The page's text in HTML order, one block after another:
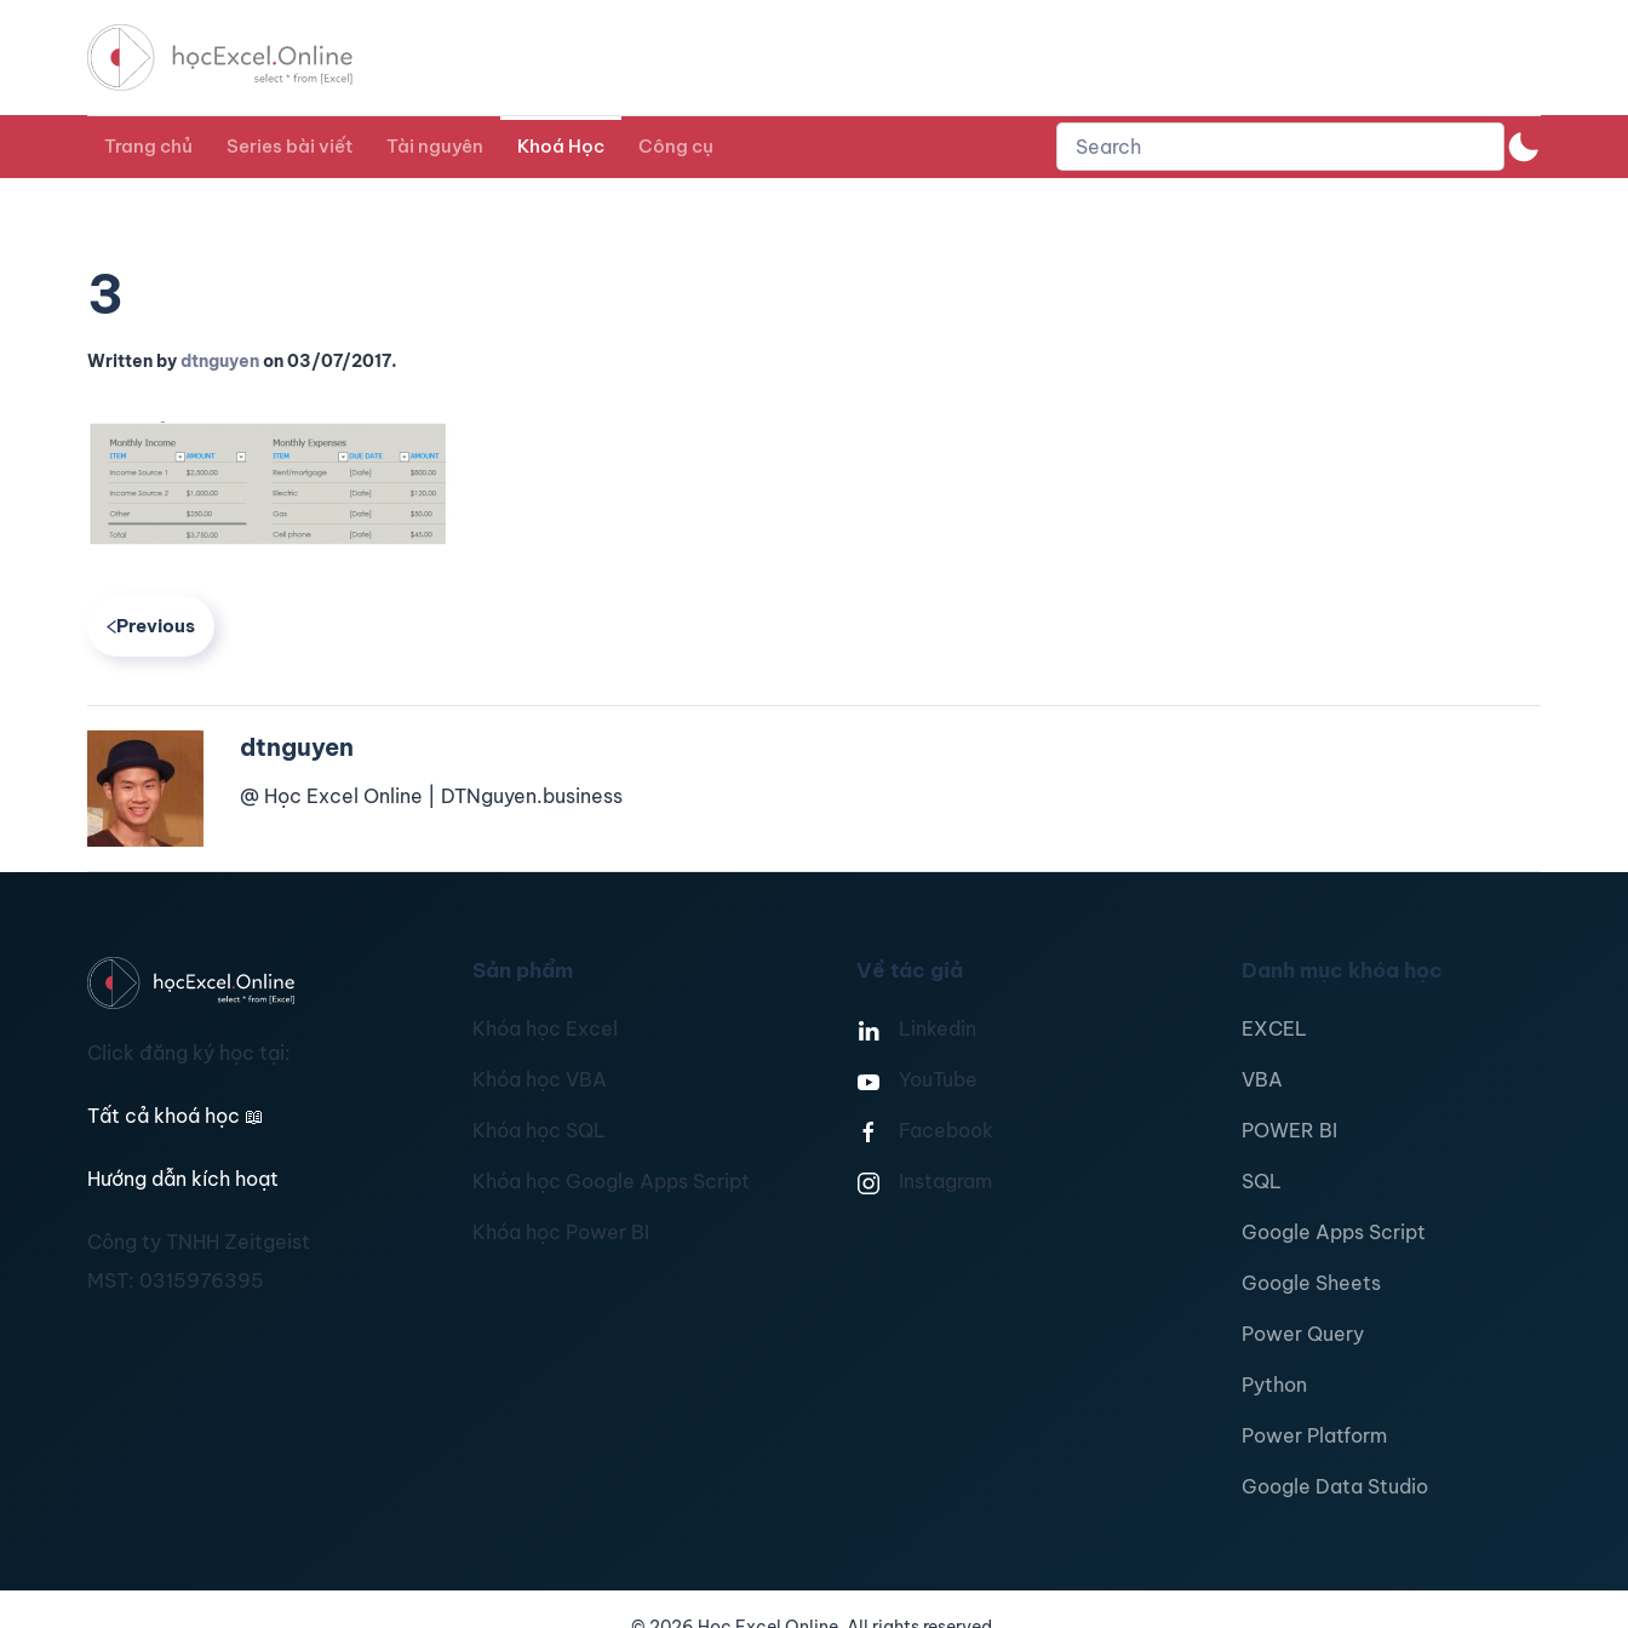
Trang chủ Series bài viết Tài nguyên Khoá Học Công cụ
3
Written bydtnguyenon03/07/2017.
Previous
dtnguyen
@ Học Excel Online | DTNguyen.business
Click đăng ký học tại:
Tất cả khoá học 📖
Hướng dẫn kích hoạt
Công ty TNHH Zeitgeist
MST: 0315976395
Sản phẩm
Khóa học Excel
Khóa học VBA
Khóa học SQL
Khóa học Google Apps Script
Khóa học Power BI
Về tác giả
Linkedin
YouTube
Facebook
Instagram
Danh mục khóa học
EXCEL
VBA
POWER BI
SQL
Google Apps Script
Google Sheets
Power Query
Python
Power Platform
Google Data Studio